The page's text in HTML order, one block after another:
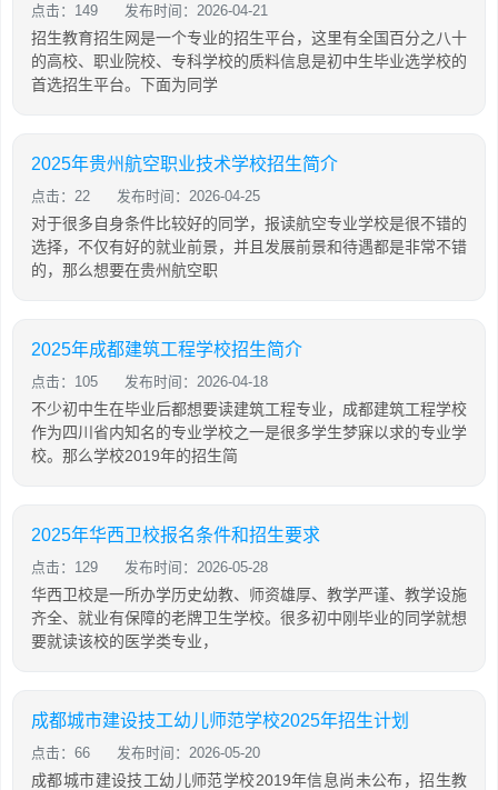
点击：149 发布时间：2026-04-21
招生教育招生网是一个专业的招生平台，这里有全国百分之八十
的高校、职业院校、专科学校的质料信息是初中生毕业选学校的
首选招生平台。下面为同学
2025年贵州航空职业技术学校招生简介
点击：22 发布时间：2026-04-25
对于很多自身条件比较好的同学，报读航空专业学校是很不错的
选择，不仅有好的就业前景，并且发展前景和待遇都是非常不错
的，那么想要在贵州航空职
2025年成都建筑工程学校招生简介
点击：105 发布时间：2026-04-18
不少初中生在毕业后都想要读建筑工程专业，成都建筑工程学校
作为四川省内知名的专业学校之一是很多学生梦寐以求的专业学
校。那么学校2019年的招生简
2025年华西卫校报名条件和招生要求
点击：129 发布时间：2026-05-28
华西卫校是一所办学历史幼教、师资雄厚、教学严谨、教学设施
齐全、就业有保障的老牌卫生学校。很多初中刚毕业的同学就想
要就读该校的医学类专业，
成都城市建设技工幼儿师范学校2025年招生计划
点击：66 发布时间：2026-05-20
成都城市建设技工幼儿师范学校2019年信息尚未公布，招生教